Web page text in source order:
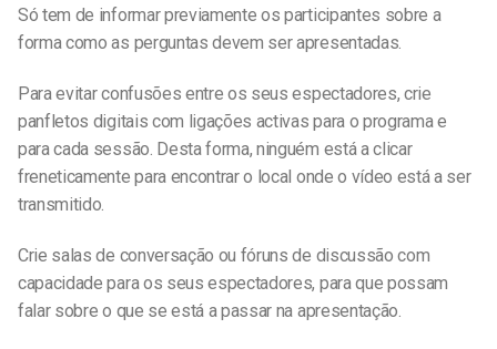
Só tem de informar previamente os participantes sobre a
forma como as perguntas devem ser apresentadas.
Para evitar confusões entre os seus espectadores, crie
panfletos digitais com ligações activas para o programa e
para cada sessão. Desta forma, ninguém está a clicar
freneticamente para encontrar o local onde o vídeo está a ser
transmitido.
Crie salas de conversação ou fóruns de discussão com
capacidade para os seus espectadores, para que possam
falar sobre o que se está a passar na apresentação.